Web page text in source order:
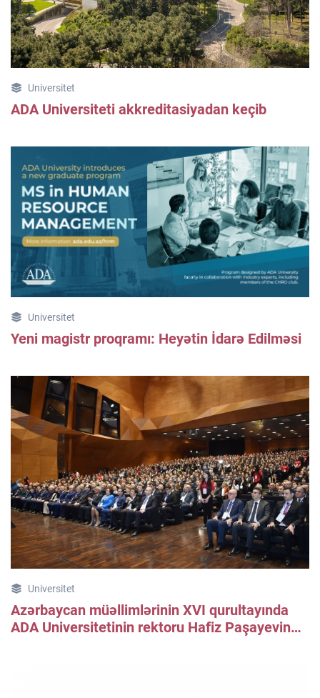
Universitet
ADA Universiteti akkreditasiyadan keçib
Universitet
Yeni magistr proqramı: Heyətin İdarə Edilməsi
Universitet
Azərbaycan müəllimlərinin XVI qurultayında
ADA Universitetinin rektoru Hafiz Paşayevin